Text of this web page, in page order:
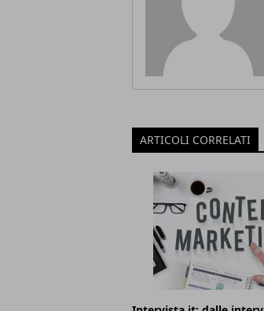
ARTICOLI CORRELATI